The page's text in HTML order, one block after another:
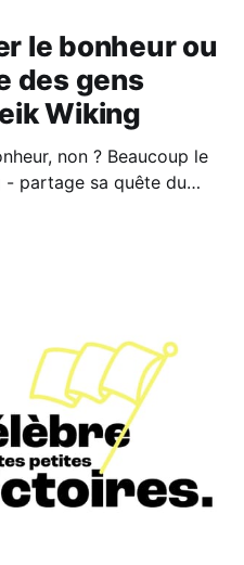
le bonheur ou
des gens
Wiking
non ? Beaucoup le
- partage sa quête du
partout sur le globe.